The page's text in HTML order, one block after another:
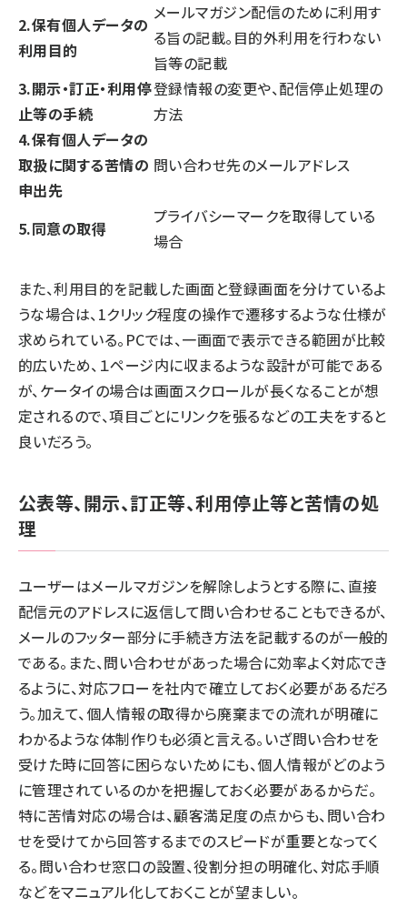
2.保有個人データの
利用目的
メールマガジン配信のために利用す
る旨の記載。目的外利用を行わない
旨等の記載
3.開示・訂正・利用停
止等の手続
登録情報の変更や、配信停止処理の
方法
4.保有個人データの
取扱に関する苦情の
申出先
問い合わせ先のメールアドレス
5.同意の取得
プライバシーマークを取得している
場合
また、利用目的を記載した画面と登録画面を分けているよ
うな場合は、1クリック程度の操作で遷移するような仕様が
求められている。PCでは、一画面で表示できる範囲が比較
的広いため、１ページ内に収まるような設計が可能である
が、ケータイの場合は画面スクロールが長くなることが想
定されるので、項目ごとにリンクを張るなどの工夫をすると
良いだろう。
公表等、開示、訂正等、利用停止等と苦情の処
理
ユーザーはメールマガジンを解除しようとする際に、直接
配信元のアドレスに返信して問い合わせることもできるが、
メールのフッター部分に手続き方法を記載するのが一般的
である。また、問い合わせがあった場合に効率よく対応でき
るように、対応フローを社内で確立しておく必要があるだろ
う。加えて、個人情報の取得から廃棄までの流れが明確に
わかるような体制作りも必須と言える。いざ問い合わせを
受けた時に回答に困らないためにも、個人情報がどのよう
に管理されているのかを把握しておく必要があるからだ。
特に苦情対応の場合は、顧客満足度の点からも、問い合わ
せを受けてから回答するまでのスピードが重要となってく
る。問い合わせ窓口の設置、役割分担の明確化、対応手順
などをマニュアル化しておくことが望ましい。